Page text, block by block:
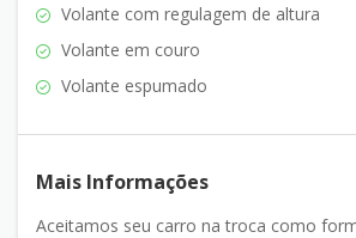
Volante com regulagem de altura
Volante em couro
Volante espumado
Mais Informações
Aceitamos seu carro na troca como